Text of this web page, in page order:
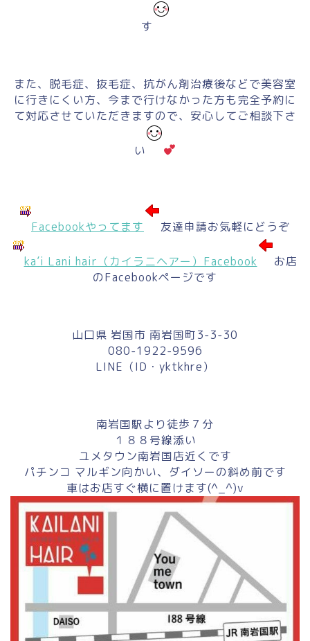
す
また、脱毛症、抜毛症、抗がん剤治療後などで美容室
に行きにくい方、今まで行けなかった方も完全予約に
て対応させていただきますので、安心してご相談下さ
い
Facebookやってます 友達申請お気軽にどうぞ
ka’i Lani hair（カイラニヘアー）Facebook
お店
のFacebookページです
山口県 岩国市 南岩国町3-3-30
080-1922-9596
LINE（ID・yktkhre）
南岩国駅より徒歩７分
１８８号線添い
ユメタウン南岩国店近くです
パチンコ マルギン向かい、ダイソーの斜め前です
車はお店すぐ横に置けます(^_^)v